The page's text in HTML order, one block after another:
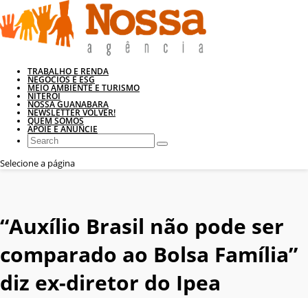
TRABALHO E RENDA
NEGÓCIOS E ESG
MEIO AMBIENTE E TURISMO
NITERÓI
NOSSA GUANABARA
NEWSLETTER VOLVER!
QUEM SOMOS
APOIE E ANUNCIE
Selecione a página
“Auxílio Brasil não pode ser
comparado ao Bolsa Família”
diz ex-diretor do Ipea